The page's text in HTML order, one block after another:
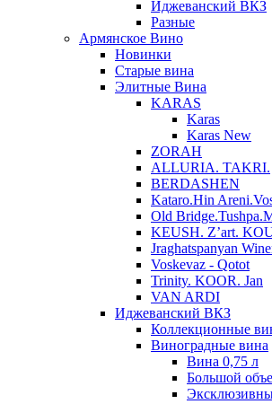
Иджеванский ВКЗ
Разные
Армянское Вино
Новинки
Старые вина
Элитные Вина
KARAS
Karas
Karas New
ZORAH
ALLURIA. TAKRI.
BERDASHEN
Kataro.Hin
Old
KEUSH. Z’art.
Jraghatspanyan
Voskevaz - Qotot
Trinity. KOOR. Jan
VAN ARDI
Иджеванский ВКЗ
Коллекционные
Виноградные вина
Вина 0,75 л
Большой